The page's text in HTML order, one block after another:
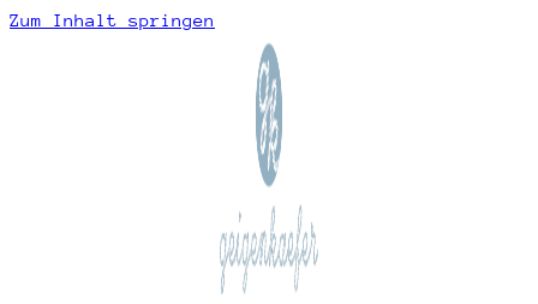
Zum Inhalt springen